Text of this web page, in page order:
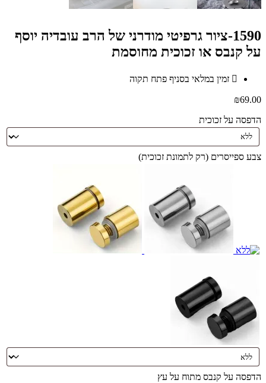
1590-ציור גרפיטי מודרני של הרב עובדיה יוסף
על קנבס או זכוכית מחוסמת
זמין במלאי בסניף פתח תקוה
₪69.00
הדפסה על זכוכית
צבע ספייסרים (רק לתמונת זכוכית)
הדפסה על קנבס מתוח על עץ